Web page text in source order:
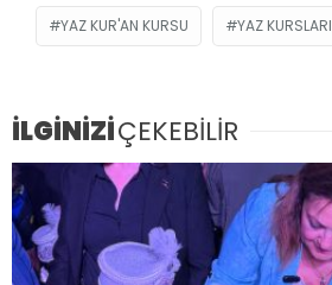
YAZ KUR'AN KURSU YAZ KURSLARI
İLGİNİZİÇEKEBİLİR